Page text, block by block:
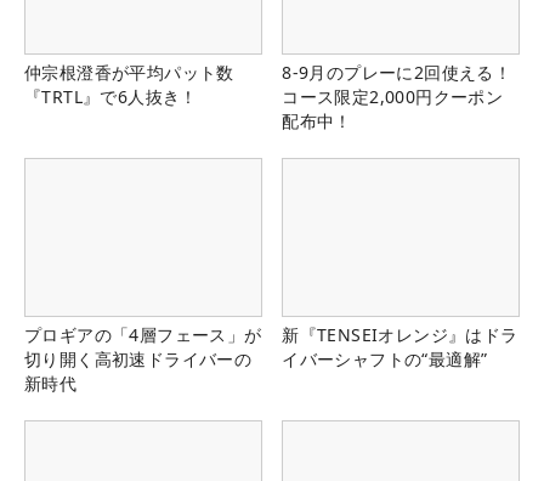
仲宗根澄香が平均パット数
『TRTL』で6人抜き！
8-9月のプレーに2回使える！
コース限定2,000円クーポン
配布中！
プロギアの「4層フェース」が
切り開く高初速ドライバーの
新時代
新『TENSEIオレンジ』はドラ
イバーシャフトの“最適解”